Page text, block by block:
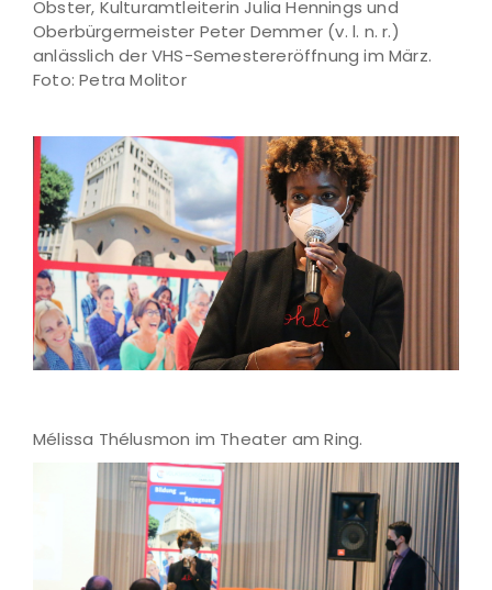
Obster, Kulturamtleiterin Julia Hennings und
Oberbürgermeister Peter Demmer (v. l. n. r.)
anlässlich der VHS-Semestereröffnung im März.
Foto: Petra Molitor
Mélissa Thélusmon im Theater am Ring.